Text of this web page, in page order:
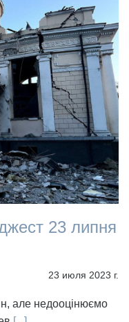
23 липня
23 июля 2023 г.
але недооцінюємо